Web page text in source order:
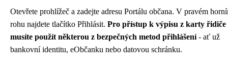
Otevřete prohlížeč a zadejte adresu Portálu občana. V pravém
rohu najdete tlačítko Přihlásit. Pro přístup k výpisu z karty řidiče
musíte použít některou z bezpečných metod přihlášení- ať už
bankovní identitu, eObčanku nebo datovou schránku.